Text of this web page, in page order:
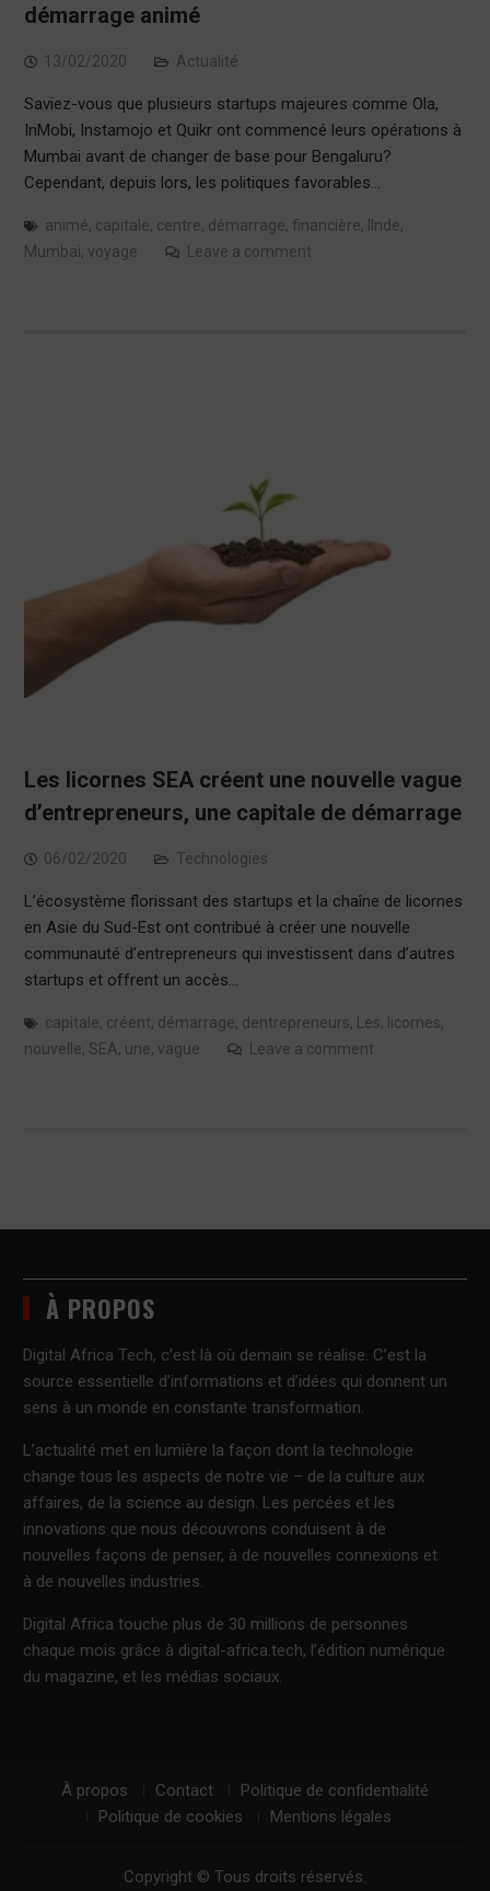
démarrage animé
13/02/2020 Actualité
Saviez-vous que plusieurs startups majeures comme Ola,
InMobi, Instamojo et Quikr ont commencé leurs opérations à
Mumbai avant de changer de base pour Bengaluru?
Cependant, depuis lors, les politiques favorables…
animé, capitale, centre, démarrage, financière, lInde,
Mumbai, voyage Leave a comment
Les licornes SEA créent une nouvelle vague
d’entrepreneurs, une capitale de démarrage
06/02/2020 Technologies
L’écosystème florissant des startups et la chaîne de licornes
en Asie du Sud-Est ont contribué à créer une nouvelle
communauté d’entrepreneurs qui investissent dans d’autres
startups et offrent un accès…
capitale, créent, démarrage, dentrepreneurs, Les, licornes,
nouvelle, SEA, une, vague Leave a comment
À PROPOS
Digital Africa Tech, c’est là où demain se réalise. C’est la
source essentielle d’informations et d’idées qui donnent un
sens à un monde en constante transformation.
L’actualité met en lumière la façon dont la technologie
change tous les aspects de notre vie – de la culture aux
affaires, de la science au design. Les percées et les
innovations que nous découvrons conduisent à de
nouvelles façons de penser, à de nouvelles connexions et
à de nouvelles industries.
Digital Africa touche plus de 30 millions de personnes
chaque mois grâce à digital-africa.tech, l’édition numérique
du magazine, et les médias sociaux.
À propos Contact
Politique de confidentialité
Politique de cookies
Mentions légales
Copyright © Tous droits réservés.